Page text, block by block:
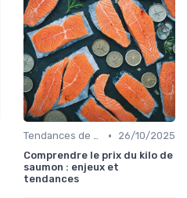
Tendances de consommation •
26/10/2025
Comprendre le prix du kilo de
saumon : enjeux et
tendances